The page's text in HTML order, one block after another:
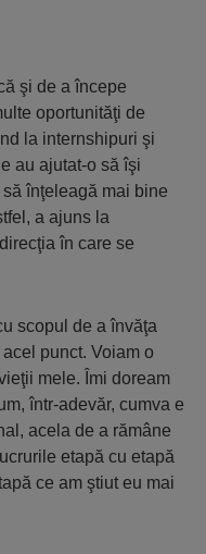
şi de a începe
oportunităţi de
la internshipuri şi
au ajutat-o să îşi
înţeleagă mai bine
a ajuns la
în care se
scopul de a învăţa
punct. Voiam o
mele. Îmi doream
într-adevăr, cumva e
acela de a rămâne
etapă cu etapă
ce am ştiut eu mai